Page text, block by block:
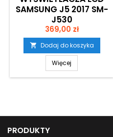
SAMSUNG J5 2017 SM-
J530
Cena
369,00 zł
 Dodaj do koszyka
Więcej
PRODUKTY